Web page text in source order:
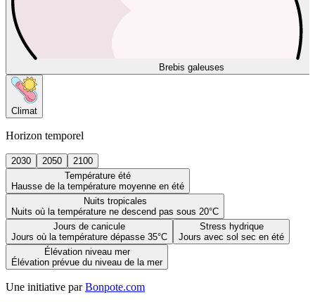
Brebis galeuses
Climat
Horizon temporel
2030 2050
2100
Température été
Hausse de la température moyenne en été
Nuits tropicales
Nuits où la température ne descend pas sous 20°C
Jours de canicule
Jours où la température dépasse 35°C
Stress hydrique
Jours avec sol sec en été
Élévation niveau mer
Élévation prévue du niveau de la mer
Une initiative par Bonpote.com